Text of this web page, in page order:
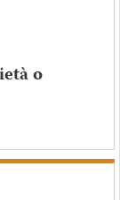
o